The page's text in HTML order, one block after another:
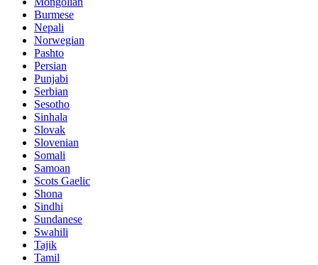
Burmese
Nepali
Norwegian
Pashto
Persian
Punjabi
Serbian
Sesotho
Sinhala
Slovak
Slovenian
Somali
Samoan
Scots Gaelic
Shona
Sindhi
Sundanese
Swahili
Tajik
Tamil